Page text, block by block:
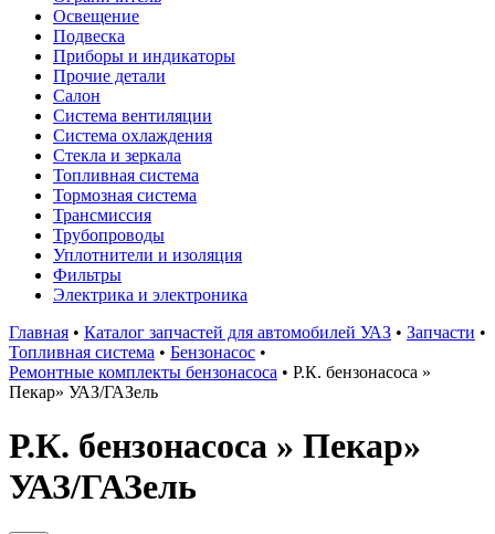
Освещение
Подвеска
Приборы и индикаторы
Прочие детали
Салон
Система вентиляции
Система охлаждения
Стекла и зеркала
Топливная система
Тормозная система
Трансмиссия
Трубопроводы
Уплотнители и изоляция
Фильтры
Электрика и электроника
Главная • Каталог запчастей для автомобилей УАЗ • Запчасти •
Топливная система • Бензонасос •
Ремонтные комплекты бензонасоса • Р.К. бензонасоса »
Пекар» УАЗ/ГАЗель
Р.К. бензонасоса » Пекар»
УАЗ/ГАЗель